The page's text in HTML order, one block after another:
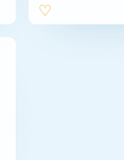
schade um Sie zu
weil sie ein…